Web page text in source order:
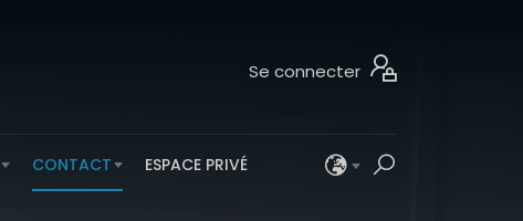
Se connecter
CONTACT ESPACE PRIVÉ